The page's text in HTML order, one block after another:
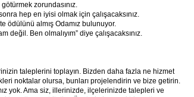
zorundasınız.
hep en iyisi olmak için çalışacaksınız.
ödülünü almış Odamız bulunuyor.
Ben olmalıyım” diye çalışacaksınız.
taleplerini toplayın. Bizden daha fazla ne hizmet
noktalar olursa, bunları projelendirin ve bize getirin.
yok. Ama siz, illerinizde, ilçelerinizde talepleri ve